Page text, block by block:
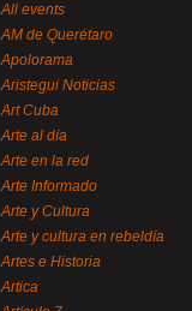
All events
AM de Querétaro
Apolorama
Aristegui Noticias
Art Cuba
Arte al día
Arte en la red
Arte Informado
Arte y Cultura
Arte y cultura en rebeldía
Artes e Historia
Artica